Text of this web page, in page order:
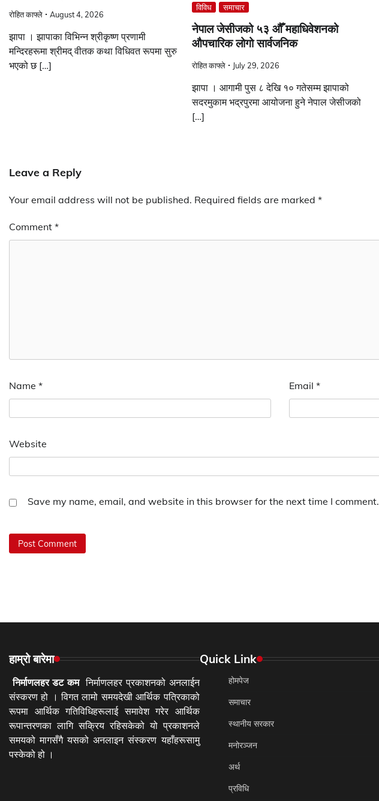
रोहित काफ्ले August 4, 2026
झापा । झापाका विभिन्न श्रीकृष्ण प्रणामी
मन्दिरहरूमा श्रीमद् वीतक कथा विधिवत रूपमा सुरु
भएको छ […]
विविध समाचार
नेपाल जेसीजको ५३ औँ महाधिवेशनको
औपचारिक लोगो सार्वजनिक
रोहित काफ्ले July 29, 2026
झापा । आगामी पुस ८ देखि १० गतेसम्म झापाको
सदरमुकाम भद्रपुरमा आयोजना हुने नेपाल जेसीजको
[…]
Leave a Reply
Your email address will not be published. Required fields are marked *
Comment *
Name * Email *
Website
Save my name, email, and website in this browser for the next time I comment.
हाम्रो बारेमा
निर्माणलहर डट कमनिर्माणलहर प्रकाशनको अनलाईन
संस्करण हो । विगत लामो समयदेखी आर्थिक पत्रिकाको
रूपमा आर्थिक गतिविधिहरूलाई समावेश गरेर आर्थिक
रूपान्तरणका लागि सक्रिय रहिसकेको यो प्रकाशनले
समयको मागसँगै यसको अनलाइन संस्करण यहाँहरूसामु
पस्केको हो ।
Quick Link
होमपेज
समाचार
स्थानीय सरकार
मनोरञ्जन
अर्थ
प्रविधि